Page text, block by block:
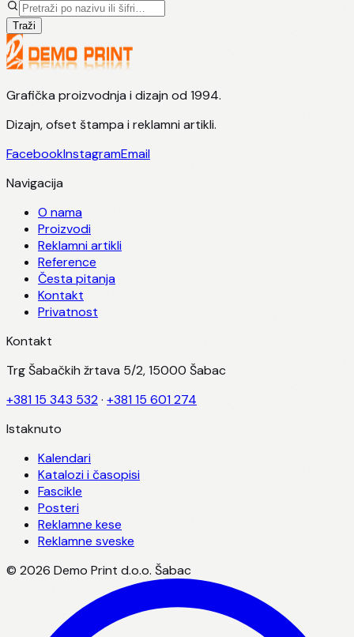
Traži
Grafička proizvodnja i dizajn od 1994.
Dizajn, ofset štampa i reklamni artikli.
FacebookInstagramEmail
Navigacija
O nama
Proizvodi
Reklamni artikli
Reference
Česta pitanja
Kontakt
Privatnost
Kontakt
Trg Šabačkih žrtava 5/2, 15000 Šabac
+381 15 343 532· +381 15 601 274
Istaknuto
Kalendari
Katalozi i časopisi
Fascikle
Posteri
Reklamne kese
Reklamne sveske
© 2026 Demo Print d.o.o. Šabac